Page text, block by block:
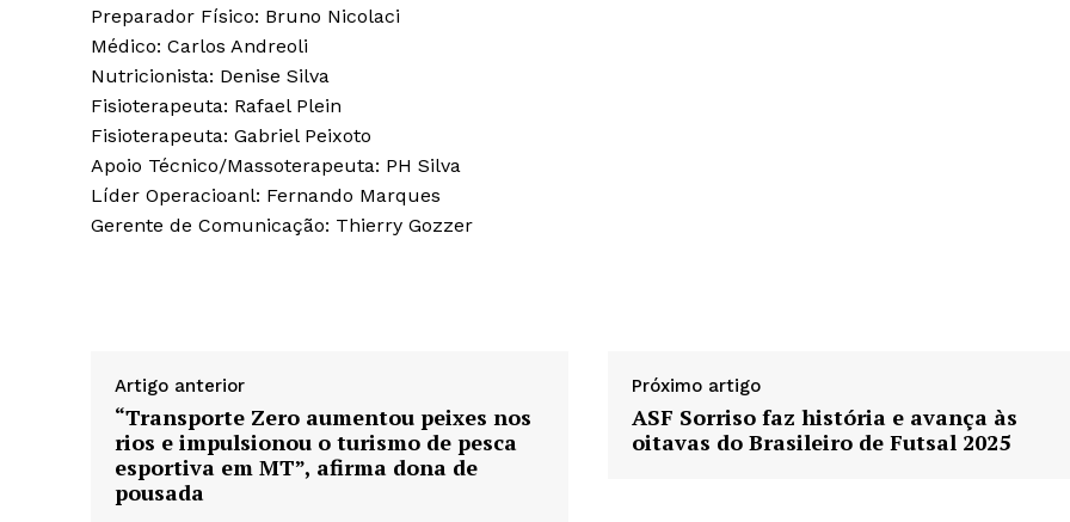
Preparador Físico: Bruno Nicolaci
Médico: Carlos Andreoli
Nutricionista: Denise Silva
Fisioterapeuta: Rafael Plein
Fisioterapeuta: Gabriel Peixoto
Apoio Técnico/Massoterapeuta: PH Silva
Líder Operacioanl: Fernando Marques
Gerente de Comunicação: Thierry Gozzer
Artigo anterior
“Transporte Zero aumentou peixes nos
rios e impulsionou o turismo de pesca
esportiva em MT”, afirma dona de
pousada
Próximo artigo
ASF Sorriso faz história e avança às
oitavas do Brasileiro de Futsal 2025